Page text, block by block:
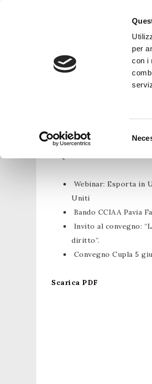
per
con i
Webinar: Esporta in
Uniti
Bando CCIAA Pavia
Invito al convegno:
diritto”.
Convegno Cupla 5
Scarica PDF